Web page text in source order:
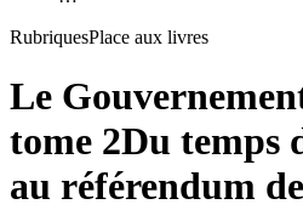
RubriquesPlace aux livres
Le
tome 2Du temps
au référendum